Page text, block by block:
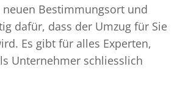
Bestimmungsort und
dafür, dass der Umzug für Sie
Es gibt für alles Experten,
Unternehmer schliesslich